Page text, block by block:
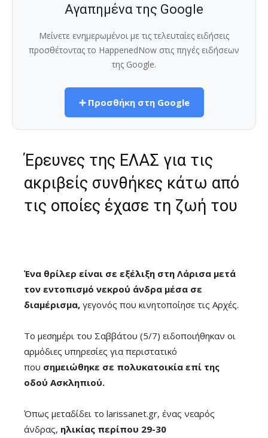
Αγαπημένα της Google
Μείνετε ενημερωμένοι με τις τελευταίες ειδήσεις
προσθέτοντας το HappenedNow στις πηγές ειδήσεων
της Google.
➕ Προσθήκη στη Google
Έρευνες της ΕΛΑΣ για τις
ακριβείς συνθήκες κάτω από
τις οποίες έχασε τη ζωή του
Ένα θρίλερ είναι σε εξέλιξη στη Λάρισα μετά
τον εντοπισμό νεκρού άνδρα μέσα σε
διαμέρισμα, γεγονός που κινητοποίησε τις Αρχές.
Το μεσημέρι του Σαββάτου (5/7) ειδοποιήθηκαν οι
αρμόδιες υπηρεσίες για περιστατικό
που σημειώθηκε σε πολυκατοικία επί της
οδού Ασκληπιού.
Όπως μεταδίδει το larissanet.gr, ένας νεαρός
άνδρας, ηλικίας περίπου 29-30